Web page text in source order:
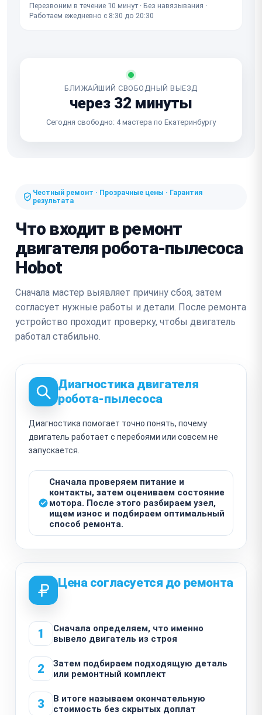
Перезвоним в течение 10 минут · Без навязывания ·
Работаем ежедневно с 8:30 до 20:30
БЛИЖАЙШИЙ СВОБОДНЫЙ ВЫЕЗД
через 32 минуты
Сегодня свободно: 4 мастера по Екатеринбургу
Честный ремонт · Прозрачные цены · Гарантия
результата
Что входит в ремонт
двигателя робота-пылесоса
Hobot
Сначала мастер выявляет причину сбоя, затем
согласует нужные работы и детали. После ремонта
устройство проходит проверку, чтобы двигатель
работал стабильно.
Диагностика двигателя
робота-пылесоса
Диагностика помогает точно понять, почему
двигатель работает с перебоями или совсем не
запускается.
Сначала проверяем питание и
контакты, затем оцениваем состояние
мотора. После этого разбираем узел,
ищем износ и подбираем оптимальный
способ ремонта.
Цена согласуется до ремонта
1
Сначала определяем, что именно
вывело двигатель из строя
2
Затем подбираем подходящую деталь
или ремонтный комплект
3
В итоге называем окончательную
стоимость без скрытых доплат